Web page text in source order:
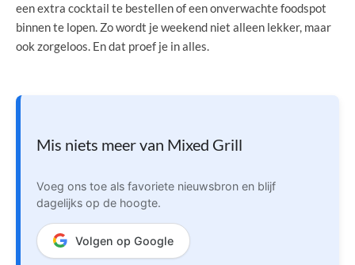
een extra cocktail te bestellen of een onverwachte foodspot
binnen te lopen. Zo wordt je weekend niet alleen lekker, maar
ook zorgeloos. En dat proef je in alles.
Mis niets meer van Mixed Grill
Voeg ons toe als favoriete nieuwsbron en blijf
dagelijks op de hoogte.
Volgen op Google